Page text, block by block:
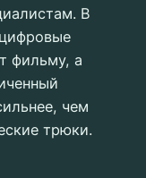
В
фильму, а
чем
трюки.